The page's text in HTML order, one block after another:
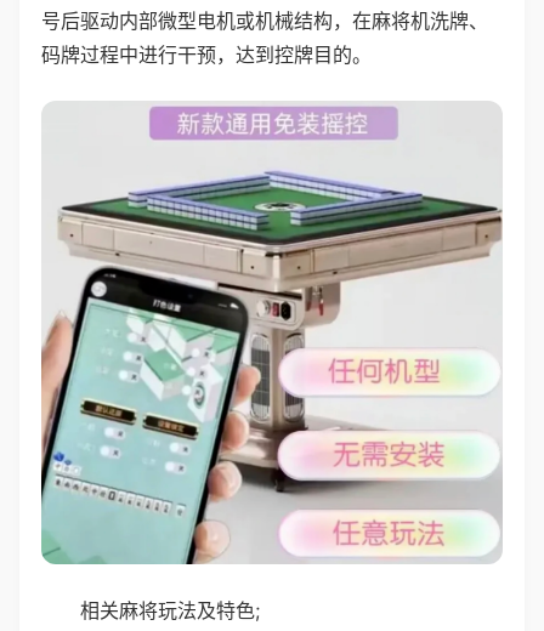
号后驱动内部微型电机或机械结构，在麻将机洗牌、
码牌过程中进行干预，达到控牌目的。
相关麻将玩法及特色;